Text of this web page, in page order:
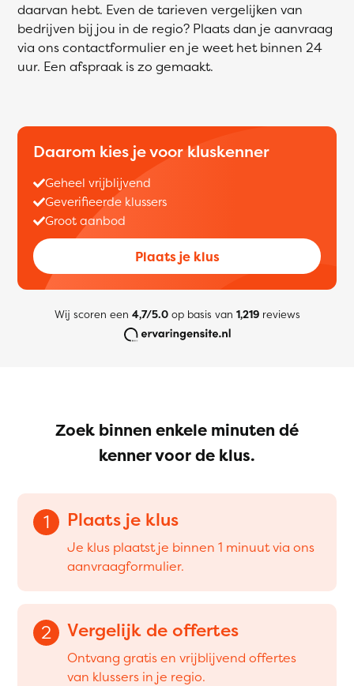
daarvan hebt. Even de tarieven vergelijken van
bedrijven bij jou in de regio? Plaats dan je aanvraag
via ons contactformulier en je weet het binnen 24
uur. Een afspraak is zo gemaakt.
Daarom kies je voor kluskenner
Geheel vrijblijvend
Geverifieerde klussers
Groot aanbod
Plaats je klus
Wij scoren een 4,7/5.0op basis van 1,219reviews
Zoek binnen enkele minuten dé
kenner voor de klus.
1 Plaats je klus
Je klus plaatst je binnen 1 minuut via ons
aanvraagformulier.
2 Vergelijk de offertes
Ontvang gratis en vrijblijvend offertes
van klussers in je regio.